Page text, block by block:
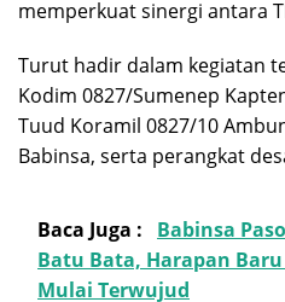
memperkuat sinergi antara
Turut hadir dalam kegiatan
Kodim 0827/Sumenep
Tuud Koramil 0827/10
Babinsa, serta perangkat
Baca Juga :
Babinsa
Batu Bata, Harapan
Mulai Terwujud